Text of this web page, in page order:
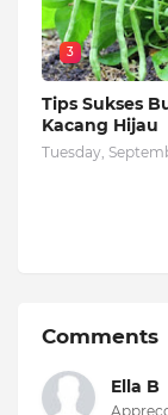
3
Tips Sukses
Kacang Hijau
Tuesday,
Comments
Ella B